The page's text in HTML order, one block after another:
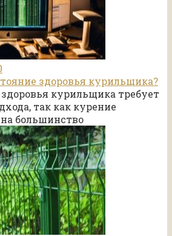
здоровья курильщика?
курильщика требует
так как курение
большинство